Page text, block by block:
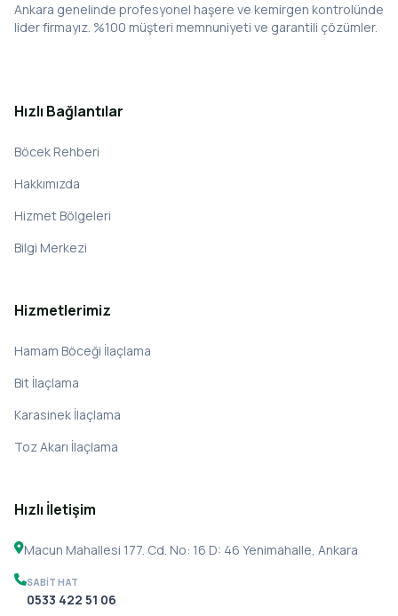
Ankara genelinde profesyonel haşere ve kemirgen kontrolünde
lider firmayız. %100 müşteri memnuniyeti ve garantili çözümler.
Hızlı Bağlantılar
Böcek Rehberi
Hakkımızda
Hizmet Bölgeleri
Bilgi Merkezi
Hizmetlerimiz
Hamam Böceği İlaçlama
Bit İlaçlama
Karasinek İlaçlama
Toz Akarı İlaçlama
Hızlı İletişim
Macun Mahallesi 177. Cd. No: 16 D: 46 Yenimahalle, Ankara
SABIT HAT
0533 422 51 06